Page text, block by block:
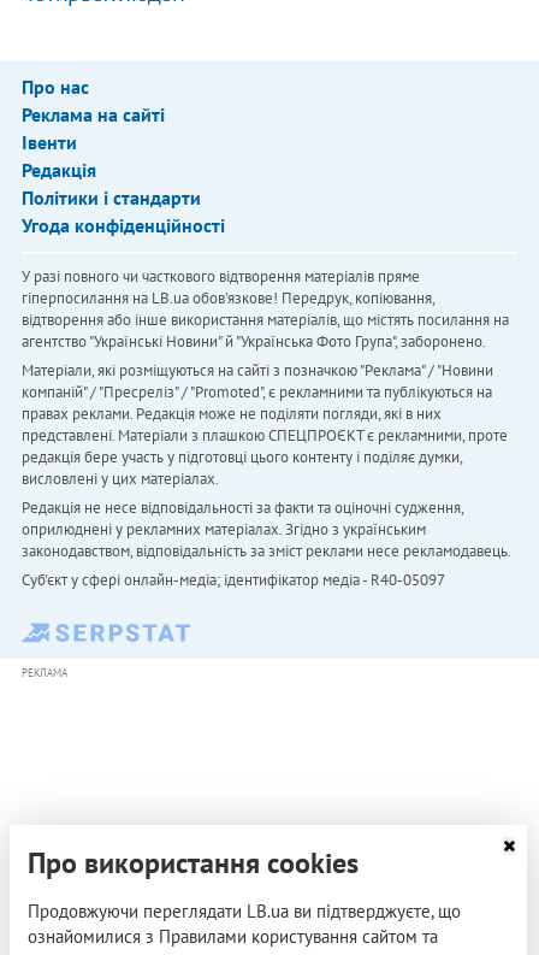
Про нас
Реклама на сайті
Івенти
Редакція
Політики і стандарти
Угода конфіденційності
У разі повного чи часткового відтворення матеріалів пряме
гіперпосилання на LB.ua обов'язкове! Передрук, копіювання,
відтворення або інше використання матеріалів, що містять посилання на
агентство "Українськi Новини" й "Українська Фото Група", заборонено.
Матеріали, які розміщуються на сайті з позначкою "Реклама" / "Новини
компаній" / "Пресреліз" / "Promoted", є рекламними та публікуються на
правах реклами. Редакція може не поділяти погляди, які в них
представлені. Матеріали з плашкою СПЕЦПРОЄКТ є рекламними, проте
редакція бере участь у підготовці цього контенту і поділяє думки,
висловлені у цих матеріалах.
Редакція не несе відповідальності за факти та оціночні судження,
оприлюднені у рекламних матеріалах. Згідно з українським
законодавством, відповідальність за зміст реклами несе рекламодавець.
Cуб'єкт у сфері онлайн-медіа; ідентифікатор медіа - R40-05097
РЕКЛАМА
Про використання cookies
Продовжуючи переглядати LB.ua ви підтверджуєте, що
ознайомилися з Правилами користування сайтом та